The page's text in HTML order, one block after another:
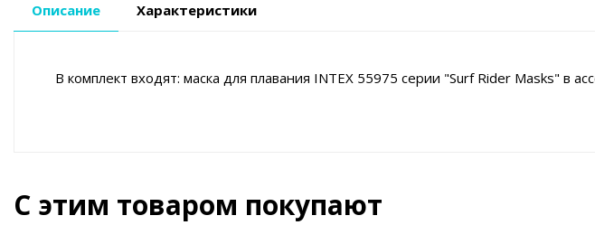
Описание Характеристики
В комплект входят: маска для плавания INTEX 55975 серии "Surf Rider Masks" в
С этим товаром покупают